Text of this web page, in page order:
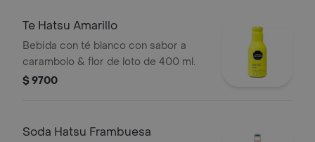
Te Hatsu Amarillo
Bebida con té blanco con sabor a
carambolo & flor de loto de 400 ml.
$ 9700
Soda Hatsu Frambuesa